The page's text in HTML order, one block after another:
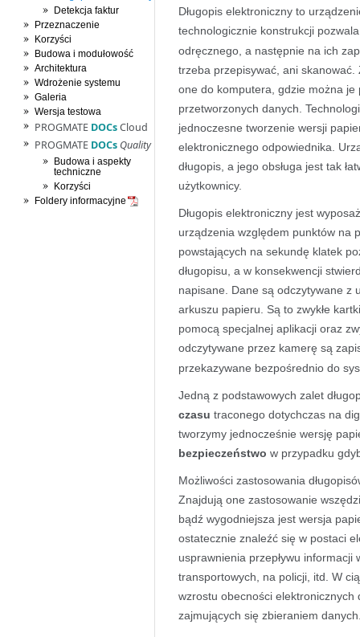
Detekcja faktur
Przeznaczenie
Korzyści
Budowa i modułowość
Architektura
Wdrożenie systemu
Galeria
Wersja testowa
PROGMATE DOCsCloud
PROGMATE DOCs Quality
Budowa i aspekty
techniczne
Korzyści
Foldery informacyjne
Długopis elektroniczny to
technologicznie konstrukcji
odręcznego, a następnie na ich
trzeba przepisywać, ani skanować.
one do komputera, gdzie można
przetworzonych danych.
jednoczesne tworzenie wersji
elektronicznego odpowiednika.
długopis, a jego obsługa jest tak
użytkownicy.
Długopis elektroniczny jest
urządzenia względem punktów na
powstających na sekundę klatek
długopisu, a w konsekwencji
napisane. Dane są odczytywane z
arkuszu papieru. Są to zwykłe
pomocą specjalnej aplikacji oraz
odczytywane przez kamerę są
przekazywane bezpośrednio do
Jedną z podstawowych zalet
czasu traconego dotychczas na
tworzymy jednocześnie wersję
bezpieczeństwo w przypadku
Możliwości zastosowania
Znajdują one zastosowanie
bądź wygodniejsza jest wersja
ostatecznie znaleźć się w postaci
usprawnienia przepływu informacji
transportowych, na policji, itd. W
wzrostu obecności elektronicznych
zajmujących się zbieraniem